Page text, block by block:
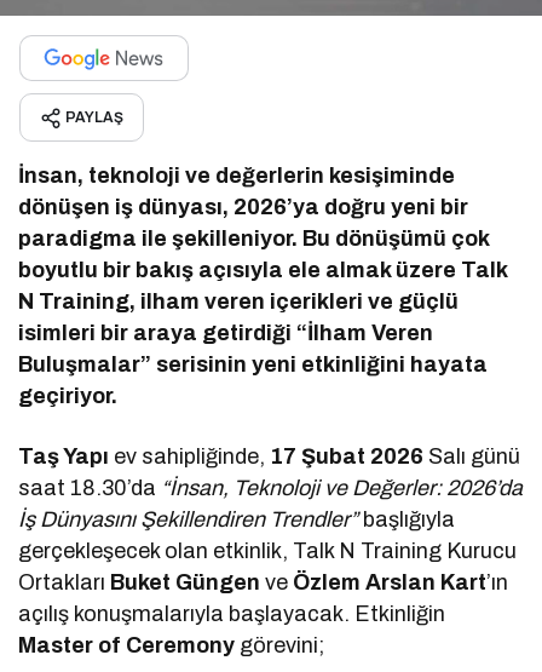
PAYLAŞ
İnsan, teknoloji ve değerlerin kesişiminde
dönüşen iş dünyası, 2026’ya doğru yeni bir
paradigma ile şekilleniyor. Bu dönüşümü çok
boyutlu bir bakış açısıyla ele almak üzere Talk
N Training, ilham veren içerikleri ve güçlü
isimleri bir araya getirdiği “İlham Veren
Buluşmalar” serisinin yeni etkinliğini hayata
geçiriyor.
Taş Yapı ev sahipliğinde, 17 Şubat 2026 Salı günü
saat 18.30’da “İnsan, Teknoloji ve Değerler: 2026’da
İş Dünyasını Şekillendiren Trendler”başlığıyla
gerçekleşecek olan etkinlik, Talk N Training Kurucu
Ortakları Buket Güngen ve Özlem Arslan Kart’ın
açılış konuşmalarıyla başlayacak. Etkinliğin
Master of Ceremony görevini;